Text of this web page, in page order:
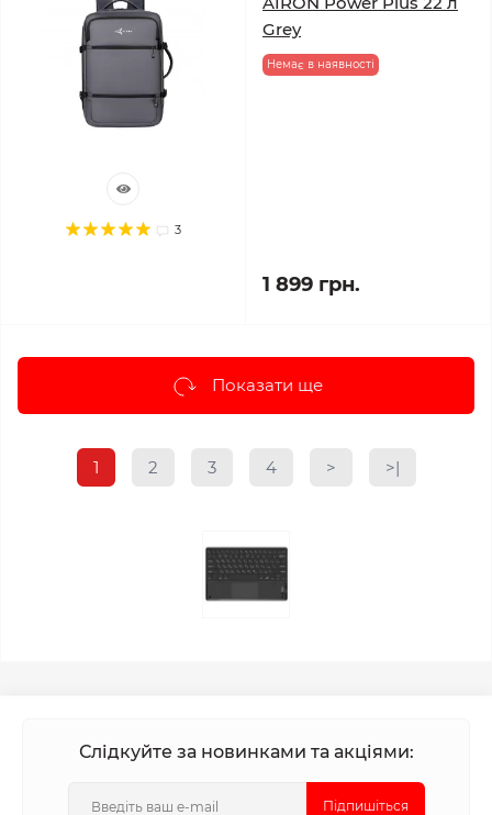
3
Grey
Немає в наявності
1 899 грн.
Показати ще
1 2 3 4 > >|
Слідкуйте за новинками та акціями:
Підпишіться